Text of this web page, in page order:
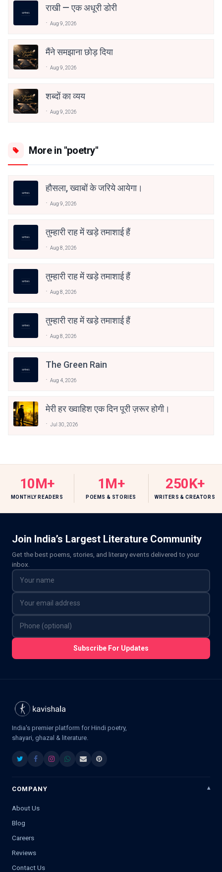
राखी — एक अधूरी डोरी
Aug 9, 2026
मैंने समझाना छोड़ दिया
Aug 9, 2026
शब्दों का व्यय
Aug 9, 2026
More in "poetry"
हौसला, ख्वाबों के जरिये आयेगा।
Aug 9, 2026
तुम्हारी राह में खड़े तमाशाई हैं
Aug 8, 2026
तुम्हारी राह में खड़े तमाशाई हैं
Aug 8, 2026
तुम्हारी राह में खड़े तमाशाई हैं
Aug 8, 2026
The Green Rain
Aug 4, 2026
मेरी हर ख्वाहिश एक दिन पूरी ज़रूर होगी।
Jul 30, 2026
10M+
MONTHLY READERS
1M+
POEMS & STORIES
250K+
WRITERS & CREATORS
Join India’s Largest Literature Community
Get the best poems, stories, and literary events delivered to your
inbox.
Subscribe For Updates
India's premier platform for Hindi poetry,
shayari, ghazal & literature.
COMPANY
About Us
Blog
Careers
Reviews
Contact Us